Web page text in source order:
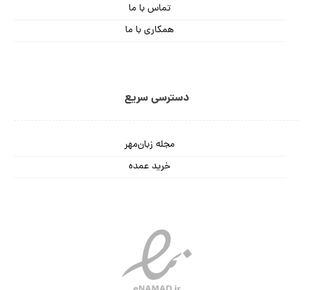
تماس با ما
همکاری با ما
دسترسی سریع
مجله زبان‌مهر
خرید عمده